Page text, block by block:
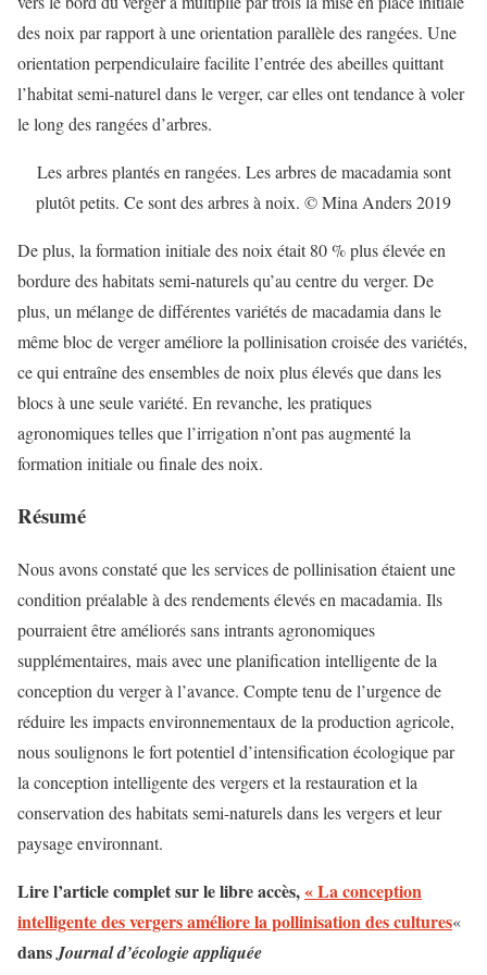
des noix par rapport à une orientation parallèle des rangées. Une
orientation perpendiculaire facilite l’entrée des abeilles quittant
l’habitat semi-naturel dans le verger, car elles ont tendance à voler
le long des rangées d’arbres.
Les arbres plantés en rangées. Les arbres de macadamia sont
plutôt petits. Ce sont des arbres à noix. © Mina Anders 2019
De plus, la formation initiale des noix était 80 % plus élevée en
bordure des habitats semi-naturels qu’au centre du verger. De
plus, un mélange de différentes variétés de macadamia dans le
même bloc de verger améliore la pollinisation croisée des variétés,
ce qui entraîne des ensembles de noix plus élevés que dans les
blocs à une seule variété. En revanche, les pratiques
agronomiques telles que l’irrigation n’ont pas augmenté la
formation initiale ou finale des noix.
Résumé
Nous avons constaté que les services de pollinisation étaient une
condition préalable à des rendements élevés en macadamia. Ils
pourraient être améliorés sans intrants agronomiques
supplémentaires, mais avec une planification intelligente de la
conception du verger à l’avance. Compte tenu de l’urgence de
réduire les impacts environnementaux de la production agricole,
nous soulignons le fort potentiel d’intensification écologique par
la conception intelligente des vergers et la restauration et la
conservation des habitats semi-naturels dans les vergers et leur
paysage environnant.
Lire l’article complet sur le libre accès,« La conception
intelligente des vergers améliore la pollinisation des cultures«
dansJournal d’écologie appliquée